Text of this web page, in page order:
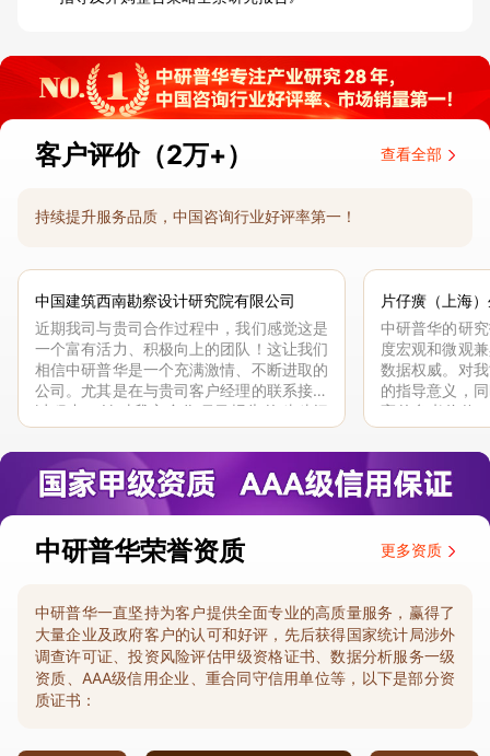
客户评价（2万+） 查看全部
持续提升服务品质，中国咨询行业好评率第一！
中国建筑西南勘察设计研究院有限公司
近期我司与贵司合作过程中，我们感觉这是
一个富有活力、积极向上的团队！这让我们
相信中研普华是一个充满激情、不断进取的
公司。尤其是在与贵司客户经理的联系接洽
过程中，针对我方合作项目报告的种种细
节，及时细致缜密地协助与项目部沟通、探
讨和完善...
片仔癀（上海
中研普华的研
度宏观和微观
数据权威。对
的指导意义，
高的参考价值
体化”服务和行
司继续...
中研普华荣誉资质 更多资质
中研普华一直坚持为客户提供全面专业的高质量服务，赢得了
大量企业及政府客户的认可和好评，先后获得国家统计局涉外
调查许可证、投资风险评估甲级资格证书、数据分析服务一级
资质、AAA级信用企业、重合同守信用单位等，以下是部分资
质证书：